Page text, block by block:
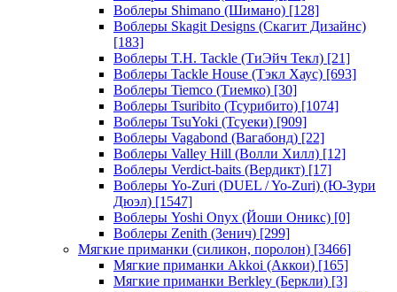
Воблеры Shimano (Шимано) [128]
Воблеры Skagit Designs (Скагит Дизайнс)
[183]
Воблеры T.H. Tackle (ТиЭйч Текл) [21]
Воблеры Tackle House (Тэкл Хаус) [693]
Воблеры Tiemco (Тиемко) [30]
Воблеры Tsuribito (Тсурибито) [1074]
Воблеры TsuYoki (Тсуеки) [909]
Воблеры Vagabond (Вагабонд) [22]
Воблеры Valley Hill (Волли Хилл) [12]
Воблеры Verdict-baits (Вердикт) [17]
Воблеры Yo-Zuri (DUEL / Yo-Zuri) (Ю-Зури
Дюэл) [1547]
Воблеры Yoshi Onyx (Йоши Оникс) [0]
Воблеры Zenith (Зенич) [299]
Мягкие приманки (силикон, поролон) [3466]
Мягкие приманки Akkoi (Аккои) [165]
Мягкие приманки Berkley (Беркли) [3]